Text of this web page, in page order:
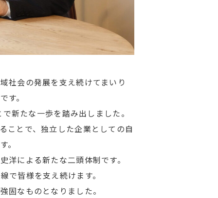
社会の発展を支え続けてまいり
す。
新たな一歩を踏み出しました。
ことで、独立した企業としての自
。
による新たな二頭体制です。
で皆様を支え続けます。
固なものとなりました。